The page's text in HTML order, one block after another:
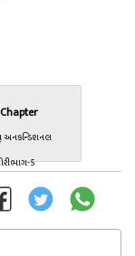
અનકન્ડિશનલ
5